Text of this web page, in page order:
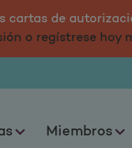
cartas de
o regístrese hoy
Miembros